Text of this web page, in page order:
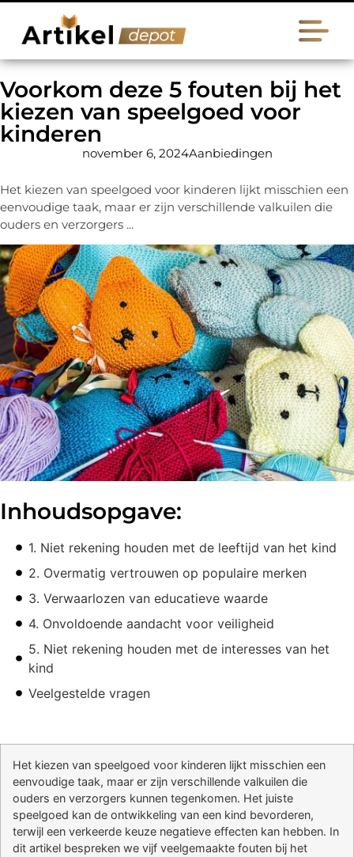
Voorkom deze 5 fouten bij het
kiezen van speelgoed voor
kinderen
november 6, 2024Aanbiedingen
Het kiezen van speelgoed voor kinderen lijkt misschien een
eenvoudige taak, maar er zijn verschillende valkuilen die
ouders en verzorgers ...
Inhoudsopgave:
1. Niet rekening houden met de leeftijd van het kind
2. Overmatig vertrouwen op populaire merken
3. Verwaarlozen van educatieve waarde
4. Onvoldoende aandacht voor veiligheid
5. Niet rekening houden met de interesses van het
kind
Veelgestelde vragen
Het kiezen van speelgoed voor kinderen lijkt misschien een
eenvoudige taak, maar er zijn verschillende valkuilen die
ouders en verzorgers kunnen tegenkomen. Het juiste
speelgoed kan de ontwikkeling van een kind bevorderen,
terwijl een verkeerde keuze negatieve effecten kan hebben. In
dit artikel bespreken we vijf veelgemaakte fouten bij het